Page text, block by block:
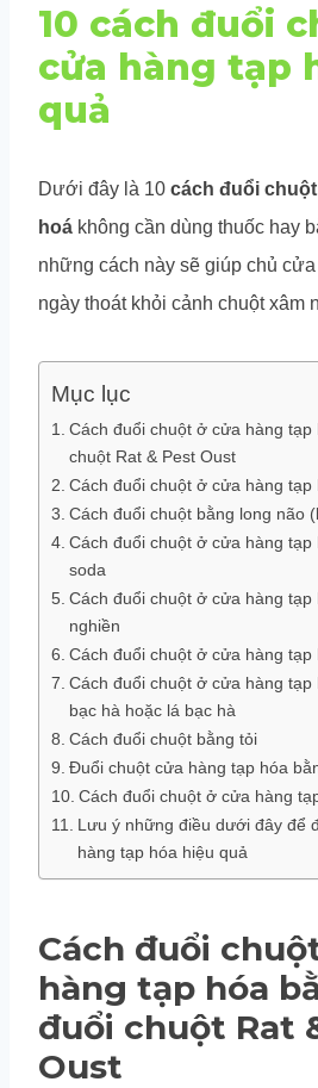
10 cách đuổi
cửa hàng tạp
quả
Dưới đây là 10 cách đuổi
hoá không cần dùng thuốc hay
những cách này sẽ giúp chủ
ngày thoát khỏi cảnh chuột xâm
Mục lục
Cách đuổi chuột ở cửa hàng tạp
chuột Rat & Pest Oust
Cách đuổi chuột ở cửa hàng tạp
Cách đuổi chuột bằng long não
Cách đuổi chuột ở cửa hàng tạp
soda
Cách đuổi chuột ở cửa hàng tạp
nghiền
Cách đuổi chuột ở cửa hàng
Cách đuổi chuột ở cửa hàng tạp
bạc hà hoặc lá bạc hà
Cách đuổi chuột bằng tỏi
Đuổi chuột cửa hàng tạp hóa
Cách đuổi chuột ở cửa hàng
Lưu ý những điều dưới đây để
hàng tạp hóa hiệu quả
Cách đuổi
hàng tạp hóa
đuổi chuột Rat
Oust